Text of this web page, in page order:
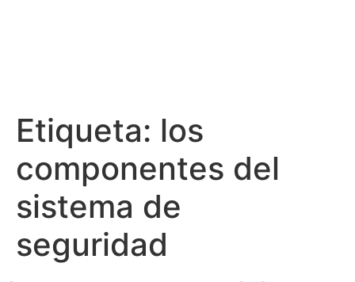
Etiqueta: los
componentes del
sistema de
seguridad